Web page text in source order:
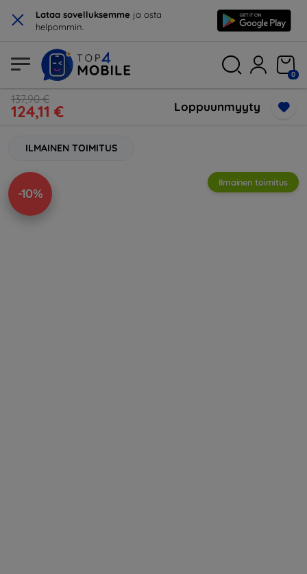
× Lataa sovelluksemme ja osta
helpommin.
0
137,90 €
124,11 € Loppuunmyyty
ILMAINEN TOIMITUS
-10%
Ilmainen toimitus